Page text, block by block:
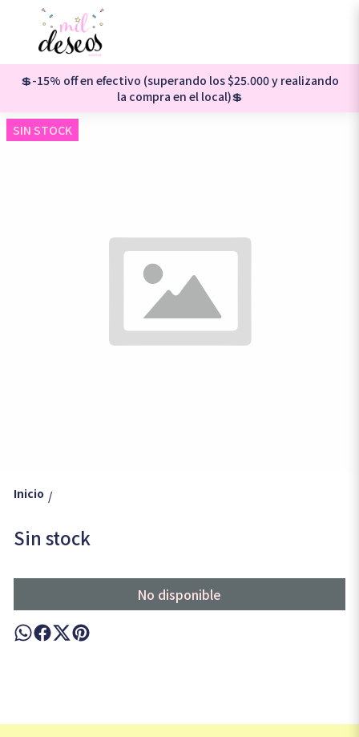
💲-15% off en efectivo (superando los $25.000 y realizando
la compra en el local)💲
SIN STOCK
Inicio /
Sin stock
No disponible